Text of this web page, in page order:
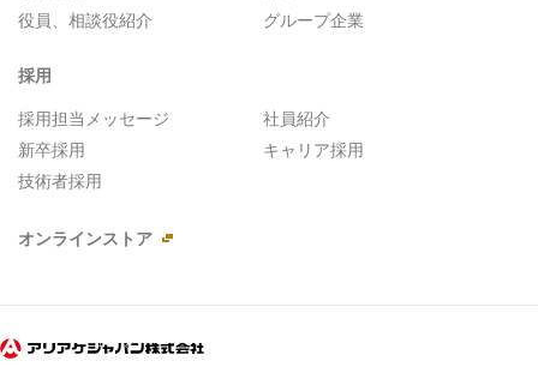
役員、相談役紹介
グループ企業
採用
採用担当メッセージ
社員紹介
新卒採用
キャリア採用
技術者採用
オンラインストア